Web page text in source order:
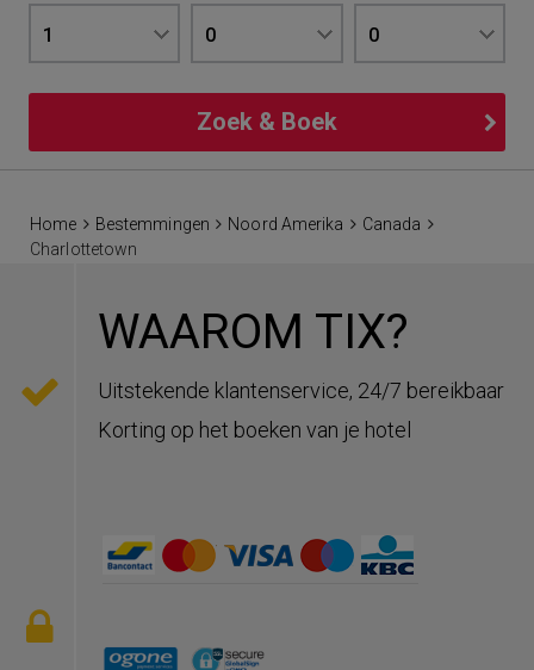
1 0 0
Zoek & Boek
Home Bestemmingen Noord Amerika
Canada
Charlottetown
WAAROM TIX?
Uitstekende klantenservice, 24/7 bereikbaar
Korting op het boeken van je hotel